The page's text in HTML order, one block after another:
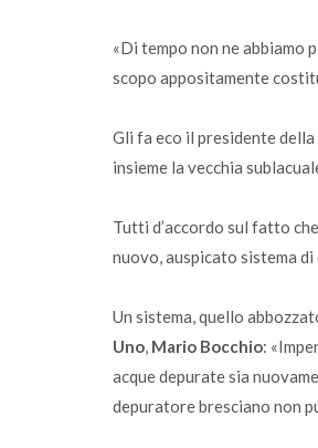
«Di tempo non ne abbiamo
scopo appositamente
Gli fa eco il presidente
insieme la vecchia
Tutti d’accordo sul fatto
nuovo, auspicato sistema di
Un sistema, quello
Uno, Mario Bocchio:
acque depurate sia
depuratore bresciano non